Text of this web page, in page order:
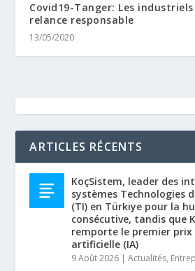
Covid19-Tanger: Les
relance responsable
13/05/2020
ARTICLES RÉCENTS
KoçSistem, leader des
systèmes Technologies
(TI) en Türkiye pour la
consécutive, tandis que
remporte le premier prix
artificielle (IA)
9 Août 2026 |Actualités,